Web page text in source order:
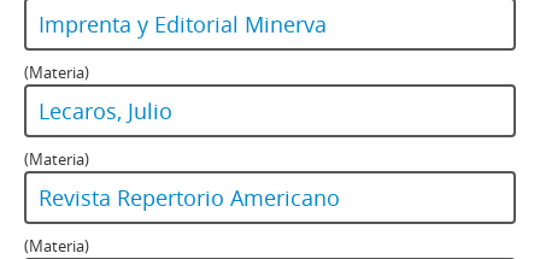
Imprenta y Editorial Minerva
(Materia)
Lecaros, Julio
(Materia)
Revista Repertorio Americano
(Materia)